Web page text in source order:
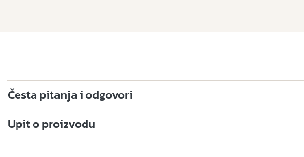
Česta pitanja i odgovori
Upit o proizvodu